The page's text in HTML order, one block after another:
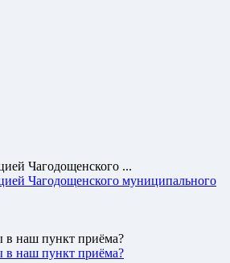
Чагодощенского ...
Чагодощенского муниципального
наш пункт приёма?
наш пункт приёма?